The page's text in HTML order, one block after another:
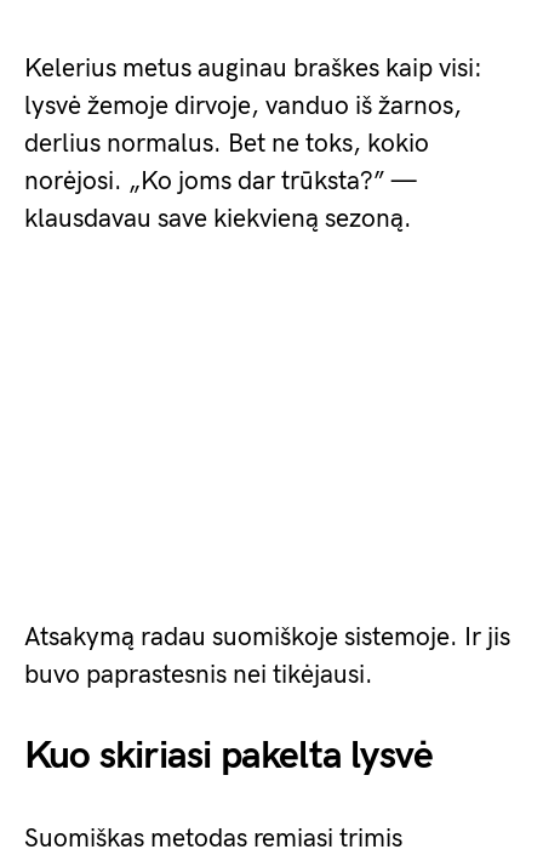
Kelerius metus auginau braškes kaip visi:
lysvė žemoje dirvoje, vanduo iš žarnos,
derlius normalus. Bet ne toks, kokio
norėjosi. „Ko joms dar trūksta?” —
klausdavau save kiekvieną sezoną.
Atsakymą radau suomiškoje sistemoje. Ir jis
buvo paprastesnis nei tikėjausi.
Kuo skiriasi pakelta lysvė
Suomiškas metodas remiasi trimis